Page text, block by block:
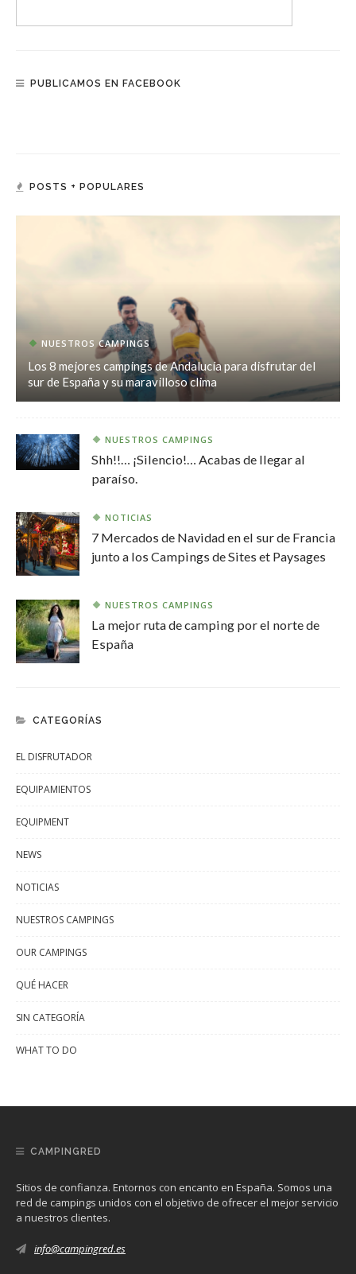
PUBLICAMOS EN FACEBOOK
POSTS + POPULARES
NUESTROS CAMPINGS
Los 8 mejores campings de Andalucía para disfrutar del
sur de España y su maravilloso clima
NUESTROS CAMPINGS
Shh!!… ¡Silencio!… Acabas de llegar al
paraíso.
NOTICIAS
7 Mercados de Navidad en el sur de Francia
junto a los Campings de Sites et Paysages
NUESTROS CAMPINGS
La mejor ruta de camping por el norte de
España
CATEGORÍAS
EL DISFRUTADOR
EQUIPAMIENTOS
EQUIPMENT
NEWS
NOTICIAS
NUESTROS CAMPINGS
OUR CAMPINGS
QUÉ HACER
SIN CATEGORÍA
WHAT TO DO
CAMPINGRED
Sitios de confianza. Entornos con encanto en España. Somos una
red de campings unidos con el objetivo de ofrecer el mejor servicio
a nuestros clientes.
info@campingred.es